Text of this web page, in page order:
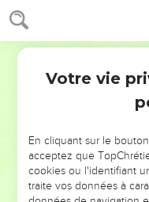
NE
DE
ET SI LEURS
Votre vie
En cliquant sur le
acceptez que
cookies ou l'identifiant
traite vos données à